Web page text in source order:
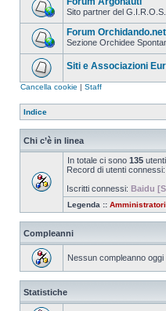
Sito partner del G.I.R.O.S.
Forum Orchidando.net
Sezione Orchidee
Siti e Associazioni
Cancella cookie | Staff
Indice
Chi c’è in linea
In totale ci sono 135
Record di utenti connessi:
Iscritti connessi: Baidu
Legenda :: Amministratori
Compleanni
Nessun compleanno oggi
Statistiche